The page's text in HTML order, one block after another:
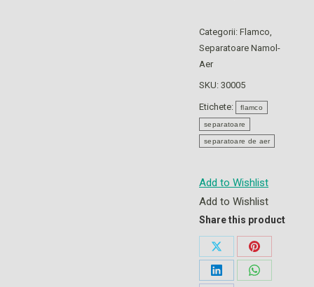
Categorii: Flamco,
Separatoare Namol-
Aer
SKU: 30005
Etichete: flamco
separatoare
separatoare de aer
Add to Wishlist
Add to Wishlist
Share this product
Share
on
Share
on
Share
Share